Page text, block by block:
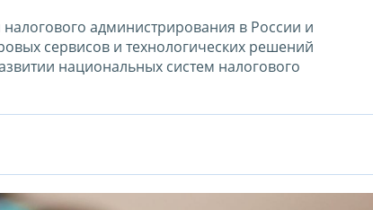
администрирования в России и
сервисов и технологических решений
национальных систем налогового